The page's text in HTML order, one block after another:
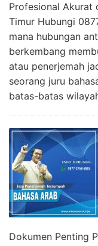
Profesional Akurat
Timur Hubungi
mana hubungan
berkembang
atau penerjemah
seorang juru
batas-batas
Dokumen Penting